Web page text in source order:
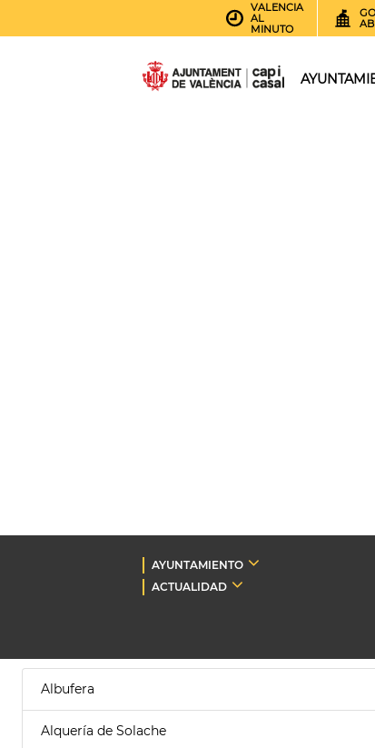
VALENCIA
AL
MINUTO
AYUNTAMIENTO
ACTUALIDAD
Albufera
Alquería de Solache